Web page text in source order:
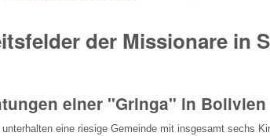
der Missionare in
einer "Gringa" in Bolivien
eine riesige Gemeinde mit insgesamt sechs